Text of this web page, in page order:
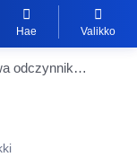
Hae Valikko
PN_12_24 Dostawa odczynników, materiałów zużywalnych i eksploatacyjnych do badań z zakresu serologii transfuzjologicznej wraz z dzierżawą dwóch analizatorów oraz z serwisem posiadanego oprogramowania do pracowni serologii i banku krwi.
Portlet